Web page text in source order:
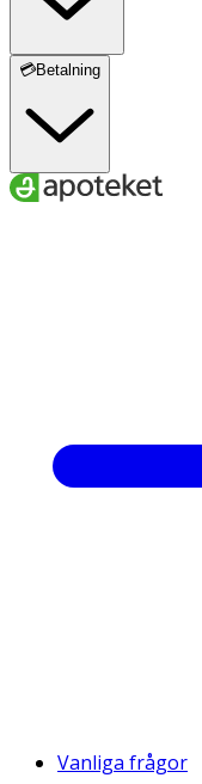
💳Betalning
Vanliga frågor